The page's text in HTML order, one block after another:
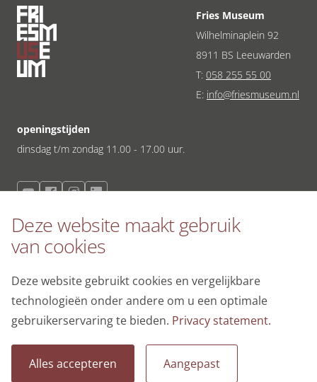
Fries Museum
Wilhelminaplein 92
8911 BS Leeuwarden
T: 058 255 55 00
E: info@friesmuseum.nl
openingstijden
dinsdag t/m zondag 11.00 - 17.00 uur.
Schrijf je in voor onze nieuwsbrief en blijf op de hoogte van de
laatste ontwikkelingen.
© Fries Museum - alle rechten voorbehouden | disclaimer
privacybeleid
Deze website maakt gebruik
van cookies
Deze website gebruikt cookies en vergelijkbare
technologieën onder andere om u een optimale
gebruikerservaring te bieden. Privacy statement.
Alles accepteren Aangepast